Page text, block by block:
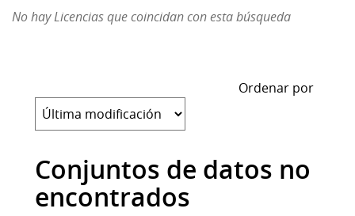
No hay Licencias que coincidan con esta búsqueda
Ordenar por
Conjuntos de datos no
encontrados